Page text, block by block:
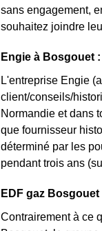
sans engagement,
souhaitez joindre
Engie à Bosgouet
L'entreprise Engie
client/conseils/
Normandie et dans
que fournisseur
déterminé par les
pendant trois ans
EDF gaz
Contrairement à ce